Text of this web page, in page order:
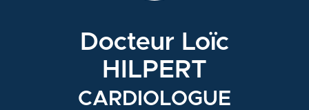
Docteur Loïc
HILPERT
CARDIOLOGUE